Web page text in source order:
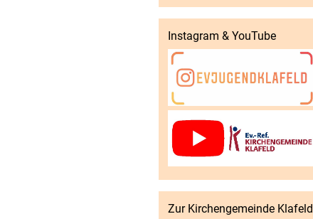
Instagram & YouTube
Zur Kirchengemeinde Klafeld